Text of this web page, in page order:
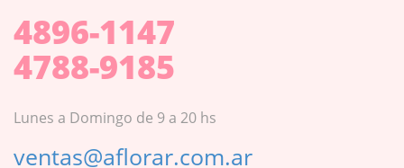
4896-1147
4788-9185
Lunes a Domingo de 9 a 20 hs
ventas@aflorar.com.ar